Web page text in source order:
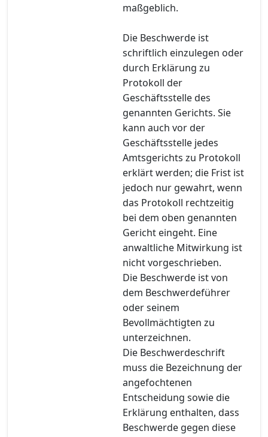
maßgeblich.
Die Beschwerde ist
schriftlich einzulegen oder
durch Erklärung zu
Protokoll der
Geschäftsstelle des
genannten Gerichts. Sie
kann auch vor der
Geschäftsstelle jedes
Amtsgerichts zu Protokoll
erklärt werden; die Frist ist
jedoch nur gewahrt, wenn
das Protokoll rechtzeitig
bei dem oben genannten
Gericht eingeht. Eine
anwaltliche Mitwirkung ist
nicht vorgeschrieben.
Die Beschwerde ist von
dem Beschwerdeführer
oder seinem
Bevollmächtigten zu
unterzeichnen.
Die Beschwerdeschrift
muss die Bezeichnung der
angefochtenen
Entscheidung sowie die
Erklärung enthalten, dass
Beschwerde gegen diese